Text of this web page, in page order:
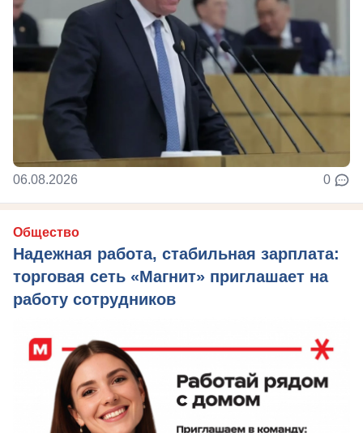
06.08.2026 0
Общество
Надежная работа, стабильная зарплата:
торговая сеть «Магнит» приглашает на
работу сотрудников